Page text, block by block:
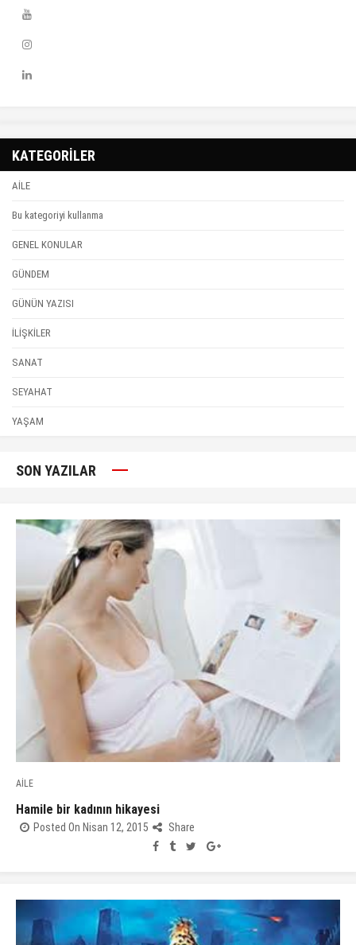
KATEGORİLER
AİLE
Bu kategoriyi kullanma
GENEL KONULAR
GÜNDEM
GÜNÜN YAZISI
İLİŞKİLER
SANAT
SEYAHAT
YAŞAM
SON YAZILAR
AİLE
Hamile bir kadının hikayesi
Posted On Nisan 12, 2015 Share